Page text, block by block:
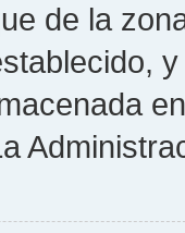
de la